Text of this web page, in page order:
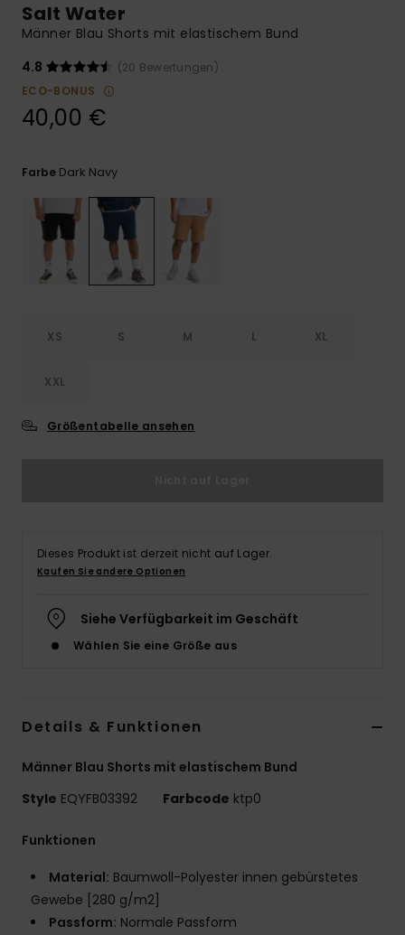
Finden Sie
die häufigsten
Fragen sowie
Salt Water
Männer Blau Shorts mit elastischem Bund
4.8
(20 Bewertungen)
ECO-BONUS
40,00 €
Farbe Dark Navy
XS S M L XL
XXL
Größentabelle ansehen
Dieses Produkt ist derzeit nicht auf Lager.
Kaufen Sie andere Optionen
Siehe Verfügbarkeit im Geschäft
Wählen Sie eine Größe aus
Details & Funktionen
Männer Blau Shorts mit elastischem Bund
Style EQYFB03392 Farbcode ktp0
Funktionen
Material: Baumwoll-Polyester innen gebürstetes
Gewebe [280 g/m2]
Passform: Normale Passform